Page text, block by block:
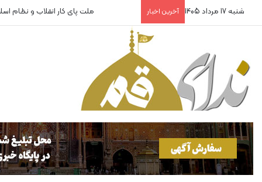
شنبه 17 مرداد 1405 آخرین اخبار روایتگران بی‌پناه!